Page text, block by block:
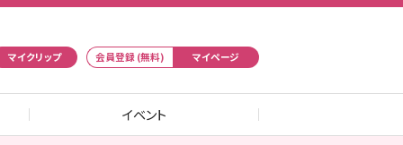
マイクリップ 会員登録 (無料) マイページ
イベント